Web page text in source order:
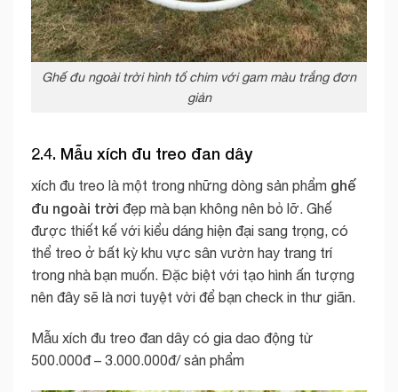
Ghế đu ngoài trời hình tổ chim với gam màu trắng đơn
giản
2.4. Mẫu xích đu treo đan dây
xích đu treo là một trong những dòng sản phẩm ghế
đu ngoài trời đẹp mà bạn không nên bỏ lỡ. Ghế
được thiết kế với kiểu dáng hiện đại sang trọng, có
thể treo ở bất kỳ khu vực sân vườn hay trang trí
trong nhà bạn muốn. Đặc biệt với tạo hình ấn tượng
nên đây sẽ là nơi tuyệt vời để bạn check in thư giãn.
Mẫu xích đu treo đan dây có gia dao động từ
500.000đ – 3.000.000đ/ sản phẩm